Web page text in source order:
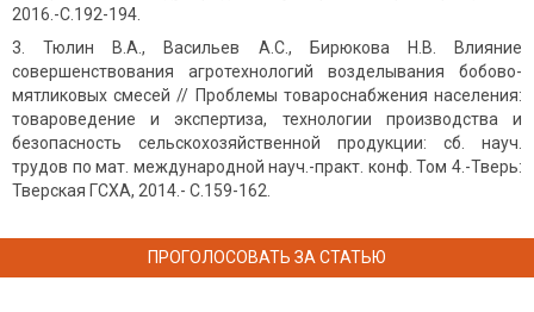
2016.-С.192-194.
Тюлин В.А., Васильев А.С., Бирюкова Н.В. Влияние
совершенствования агротехнологий возделывания бобово-
мятликовых смесей // Проблемы товароснабжения населения:
товароведение и экспертиза, технологии производства и
безопасность сельскохозяйственной продукции: сб. науч.
трудов по мат. международной науч.-практ. конф. Том 4.-Тверь:
Тверская ГСХА, 2014.- С.159-162.
ПРОГОЛОСОВАТЬ ЗА СТАТЬЮ